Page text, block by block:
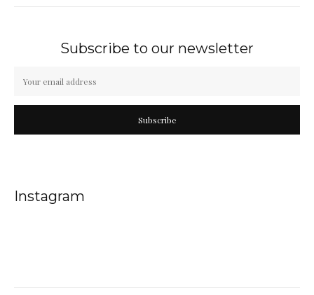
Subscribe to our newsletter
Subscribe
Instagram